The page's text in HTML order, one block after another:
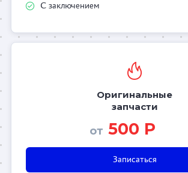
С заключением
Оригинальные
запчасти
от 500 Р
Записаться